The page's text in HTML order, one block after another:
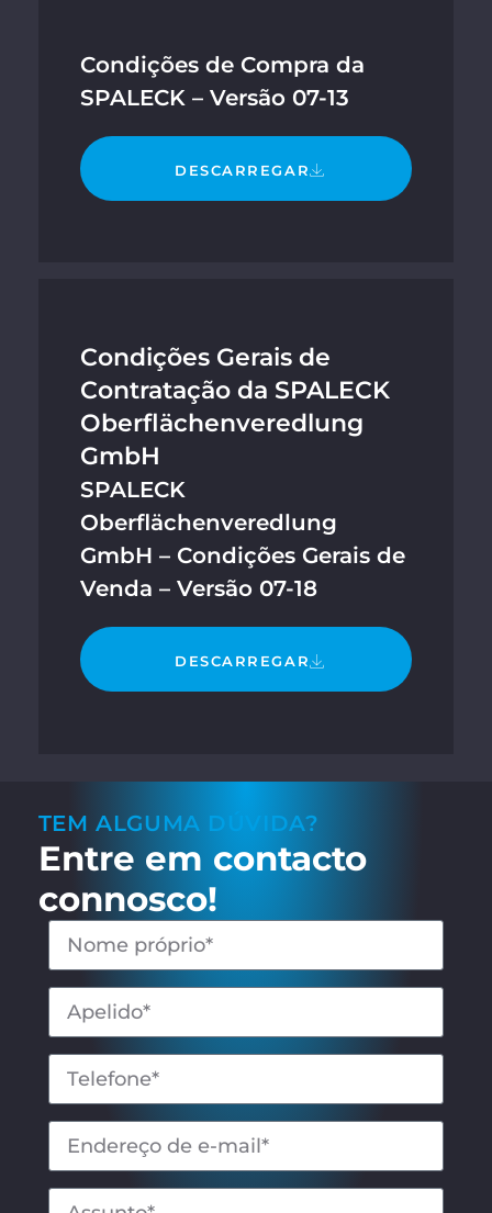
Condições de Compra da
SPALECK – Versão 07-13
DESCARREGAR
Condições Gerais de
Contratação da SPALECK
Oberflächenveredlung
GmbH
SPALECK
Oberflächenveredlung
GmbH – Condições Gerais de
Venda – Versão 07-18
DESCARREGAR
TEM ALGUMA DÚVIDA?
Entre em contacto
connosco!